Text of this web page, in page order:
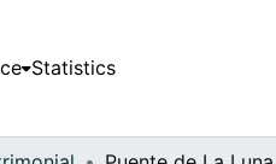
Statistics